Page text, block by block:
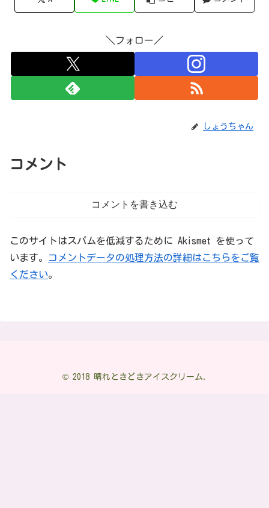
＼フォロー／
しょうちゃん
コメント
コメントを書き込む
このサイトはスパムを低減するために Akismet を使って
います。
コメントデータの処理方法の詳細はこちらをご覧
ください。
© 2018 晴れときどきアイスクリーム.